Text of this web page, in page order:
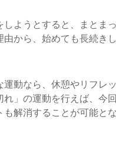
ようとすると、まとま
由から、始めても長続き
動なら、休憩やリフレ
」の運動を行えば、今
解消することが可能とな